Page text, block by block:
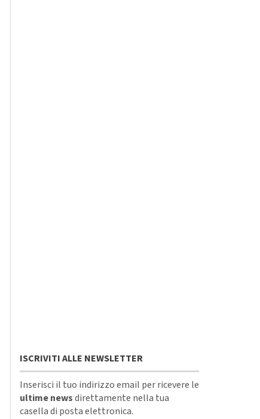
ISCRIVITI ALLE NEWSLETTER
Inserisci il tuo indirizzo email per ricevere le
ultime newsdirettamente nella tua
casella di posta elettronica.